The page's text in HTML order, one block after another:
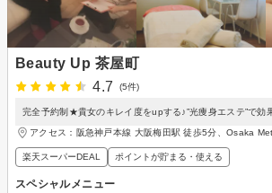
Beauty Up 茶屋町
4.7
(5件)
完全予約制★貴女のキレイ度をupする♪”光痩身エステ”で
アクセス：阪急神戸本線 大阪梅田駅 徒歩5分、Osaka
楽天スーパーDEAL ポイントが貯まる・使える
スペシャルメニュー